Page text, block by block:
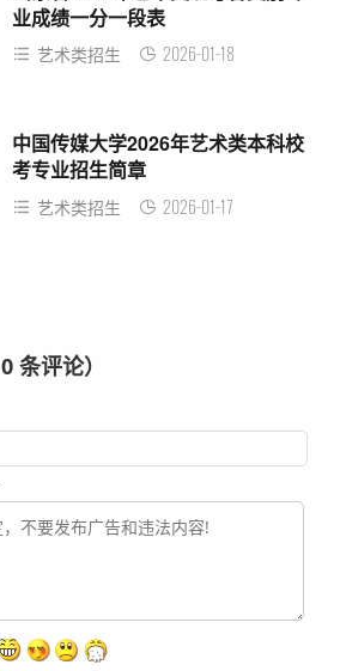
业成绩一分一段表
艺术类招生 2026-01-18
中国传媒大学2026年艺术类本科校
考专业招生简章
艺术类招生 2026-01-17
0 条评论）